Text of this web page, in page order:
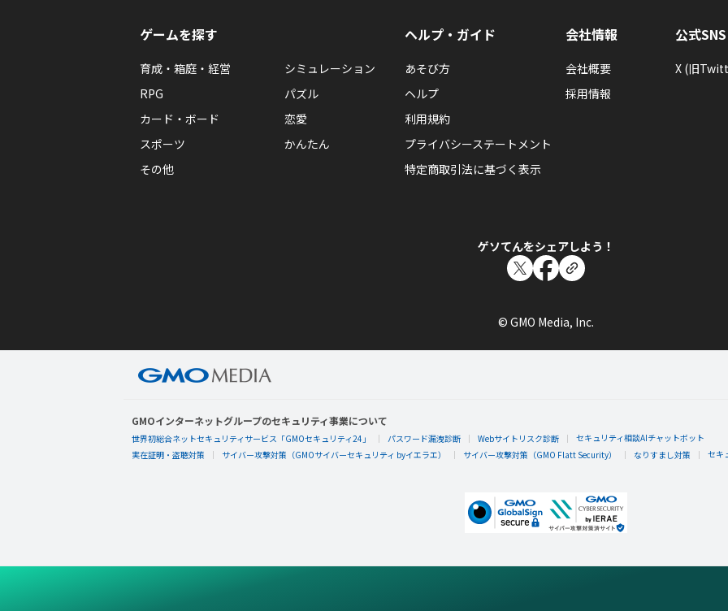
ゲームを探す
育成・箱庭・経営
シミュレーション
RPG
パズル
カード・ボード
恋愛
スポーツ
かんたん
その他
ヘルプ・ガイド
あそび方
ヘルプ
利用規約
プライバシーステートメント
特定商取引法に基づく表示
会社情報
会社概要
採用情報
公式SNS
X (旧
ゲソてんをシェアしよう！
© GMO Media, Inc.
GMOインターネットグループのセキュリティ事業について
世界初総合ネットセキュリティサービス「GMOセキュリティ24」 パスワード漏洩診断 Webサイトリスク診断
セキュリティ相談AIチャットボット
実在証明・盗聴対策
サイバー攻撃対策（GMOサイバーセキュリティ byイエラエ） サイバー攻撃対策（GMO Flatt Security） なりすまし対策 セキ